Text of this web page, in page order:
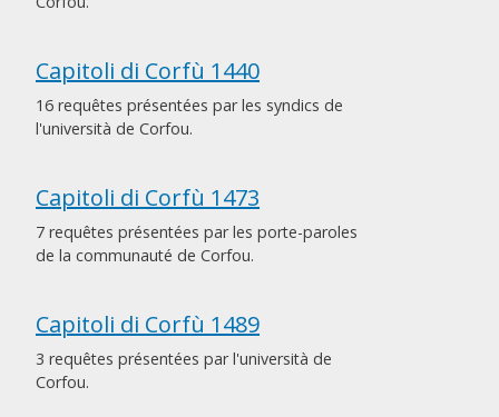
Capitoli di Corfù 1440
16 requêtes présentées par les syndics de
l'università de Corfou.
Capitoli di Corfù 1473
7 requêtes présentées par les porte-paroles
de la communauté de Corfou.
Capitoli di Corfù 1489
3 requêtes présentées par l'università de
Corfou.